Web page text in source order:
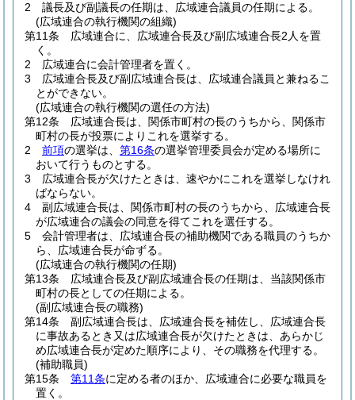
2
議長及び副議長の任期は、広域連合議員の任期による。
(広域連合の執行機関の組織)
第11条
広域連合に、広域連合長及び副広域連合長2人を置
く。
2
広域連合に会計管理者を置く。
3
広域連合長及び副広域連合長は、広域連合議員と兼ねるこ
とができない。
(広域連合の執行機関の選任の方法)
第12条
広域連合長は、関係市町村の長のうちから、関係市
町村の長が投票によりこれを選挙する。
2
前項の選挙は、 第16条の選挙管理委員会が定める場所に
おいて行うものとする。
3
広域連合長が欠けたときは、速やかにこれを選挙しなけれ
ばならない。
4
副広域連合長は、関係市町村の長のうちから、広域連合長
が広域連合の議会の同意を得てこれを選任する。
5
会計管理者は、広域連合長の補助機関である職員のうちか
ら、広域連合長が命ずる。
(広域連合の執行機関の任期)
第13条
広域連合長及び副広域連合長の任期は、当該関係市
町村の長としての任期による。
(副広域連合長の職務)
第14条
副広域連合長は、広域連合長を補佐し、広域連合長
に事故あるとき又は広域連合長が欠けたときは、あらかじ
め広域連合長が定めた順序により、その職務を代理する。
(補助職員)
第15条
第11条に定める者のほか、広域連合に必要な職員を
置く。